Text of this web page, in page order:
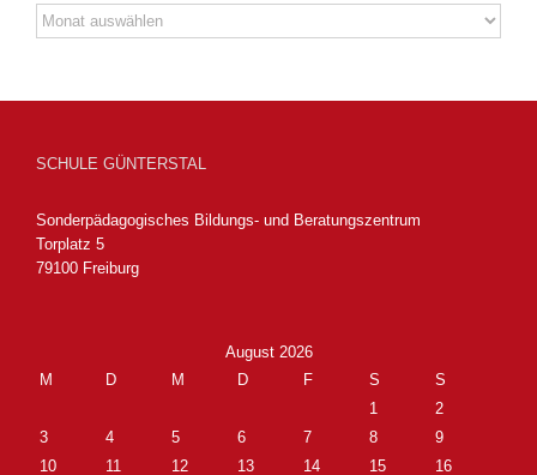
Archiv
SCHULE GÜNTERSTAL
Sonderpädagogisches Bildungs- und Beratungszentrum
Torplatz 5
79100 Freiburg
August 2026
M
D M D F S
S
1
2
3
4 5 6 7 8
9
10
11 12 13 14 15
16